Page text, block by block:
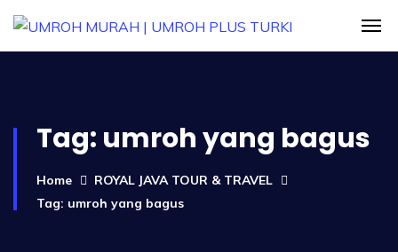
Tag: umroh yang bagus
Home
ROYAL JAVA TOUR & TRAVEL
Tag: umroh yang bagus